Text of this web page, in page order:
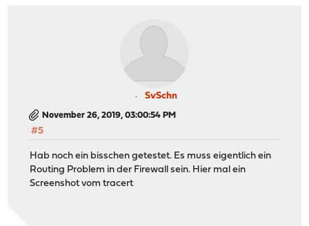
SvSchn
November 26, 2019, 03:00:54 PM
#5
Hab noch ein bisschen getestet. Es muss eigentlich ein
Routing Problem in der Firewall sein. Hier mal ein
Screenshot vom tracert